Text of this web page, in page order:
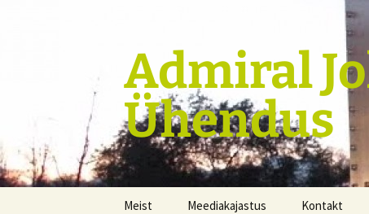
Admiral
Ühendus
Meist Meediakajastus Kontakt